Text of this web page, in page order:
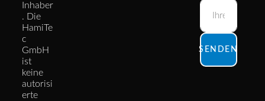
Inhaber
. Die
HamiTe
c
GmbH
ist
keine
autorisi
erte
SENDEN